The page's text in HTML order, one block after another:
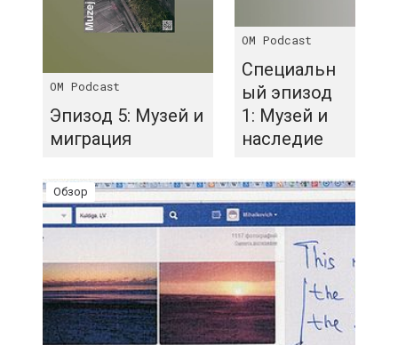
OM Podcast
Эпизод 5: Музей и
миграция
Обзор
OM Podcast
Специальн
ый эпизод
1: Музей и
наследие